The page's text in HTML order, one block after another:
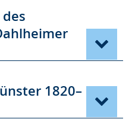
1820–